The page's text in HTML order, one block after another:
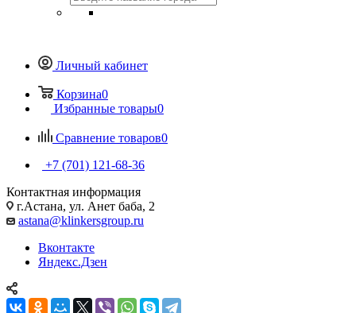
Личный кабинет
Корзина0
Избранные товары0
Сравнение товаров0
+7 (701) 121-68-36
Контактная информация
г.Астана, ул. Анет баба, 2
astana@klinkersgroup.ru
Вконтакте
Яндекс.Дзен